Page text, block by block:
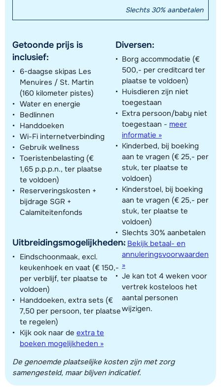
Slechts 30% aanbetalen
Getoonde prijs is
inclusief:
6-daagse skipas Les
Menuires / St. Martin
(160 kilometer pistes)
Water en energie
Bedlinnen
Handdoeken
Wi-Fi internetverbinding
Gebruik wellness
Toeristenbelasting (€
1,65 p.p.p.n., ter plaatse
te voldoen)
Reserveringskosten +
bijdrage SGR +
Calamiteitenfonds
Uitbreidingsmogelijkheden:
Eindschoonmaak, excl.
keukenhoek en vaat (€ 150,-
per verblijf, ter plaatse te
voldoen)
Handdoeken, extra sets (€
7,50 per persoon, ter plaatse
te regelen)
Kijk ook naar de extra te
boeken mogelijkheden »
Diversen:
Borg accommodatie (€
500,- per creditcard ter
plaatse te voldoen)
Huisdieren zijn niet
toegestaan
Extra persoon/baby niet
toegestaan - meer
informatie »
Kinderbed, bij boeking
aan te vragen (€ 25,- per
stuk, ter plaatse te
voldoen)
Kinderstoel, bij boeking
aan te vragen (€ 25,- per
stuk, ter plaatse te
voldoen)
Slechts 30% aanbetalen
- Bekijk betaal- en
annuleringsvoorwaarden
»
Je kan tot 4 weken voor
vertrek kosteloos het
aantal personen
wijzigen.
De genoemde plaatselijke kosten zijn met zorg
samengesteld, maar blijven indicatief.